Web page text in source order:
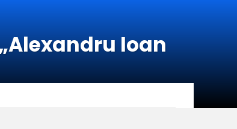
Ioan